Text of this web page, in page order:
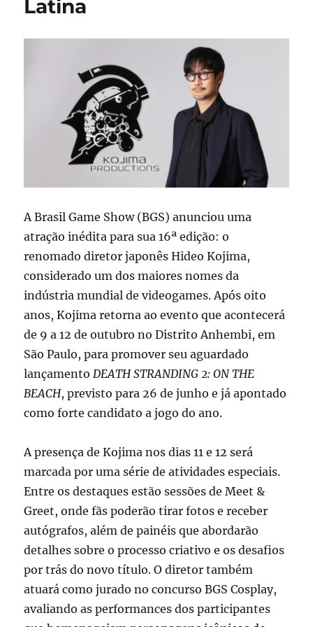
Latina
A Brasil Game Show (BGS) anunciou uma
atração inédita para sua 16ª edição: o
renomado diretor japonês Hideo Kojima,
considerado um dos maiores nomes da
indústria mundial de videogames. Após oito
anos, Kojima retorna ao evento que acontecerá
de 9 a 12 de outubro no Distrito Anhembi, em
São Paulo, para promover seu aguardado
lançamentoDEATH STRANDING 2: ON THE
BEACH, previsto para 26 de junho e já apontado
como forte candidato a jogo do ano.
A presença de Kojima nos dias 11 e 12 será
marcada por uma série de atividades especiais.
Entre os destaques estão sessões de Meet &
Greet, onde fãs poderão tirar fotos e receber
autógrafos, além de painéis que abordarão
detalhes sobre o processo criativo e os desafios
por trás do novo título. O diretor também
atuará como jurado no concurso BGS Cosplay,
avaliando as performances dos participantes